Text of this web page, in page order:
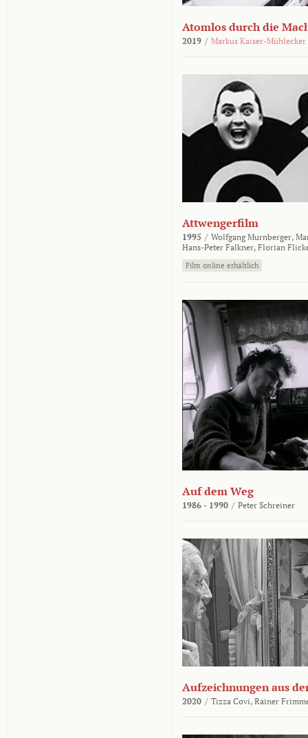
Atomlos durch die
2019 / Markus Kaiser-Mühlecker
Attwengerfilm
1995 / Wolfgang Murnberger,
Hans-Peter Falkner, Florian
Film online erhältlich
Auf dem Weg
1986 - 1990 / Peter Schreiner
Aufzeichnungen aus
2020 / Tizza Covi, Rainer